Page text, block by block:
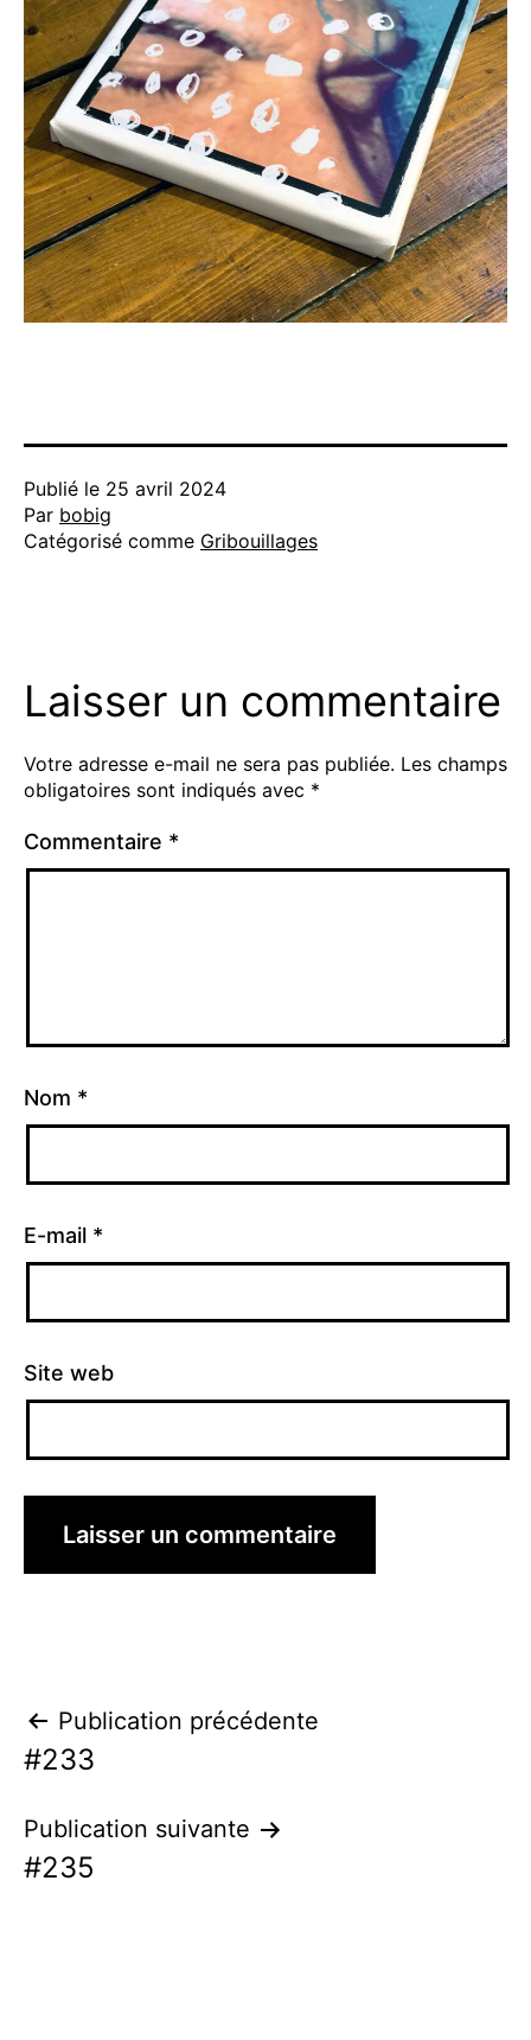
Publié le 25 avril 2024
Par bobig
Catégorisé comme Gribouillages
Laisser un commentaire
Votre adresse e-mail ne sera pas publiée. Les champs
obligatoires sont indiqués avec *
Commentaire *
Nom *
E-mail *
Site web
Navigation
de
l’article
Publication précédente
#233
Publication suivante
#235